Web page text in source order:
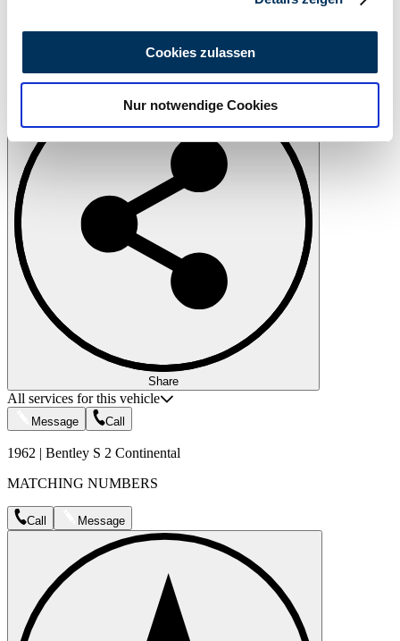
analysieren. Außerdem geben wir Informationen zu Ihrer
Verwendung unserer Website an unsere Partner für
soziale Medien, Werbung und Analysen weiter. Unsere
Partner führen diese Informationen möglicherweise mit
weiteren Daten zusammen, die Sie ihnen bereitgestellt
haben oder die sie im Rahmen Ihrer Nutzung der Dienste
gesammelt haben.Datenschutzerklärung
Cookies zulassen
Nur notwendige Cookies
Print
Share
All services for this vehicle
Message Call
1962 | Bentley S 2 Continental
MATCHING NUMBERS
Call Message